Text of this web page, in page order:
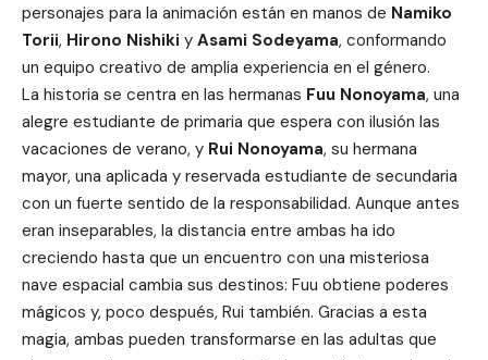
personajes para la animación están en manos de Namiko
Torii, Hirono Nishiki y Asami Sodeyama, conformando
un equipo creativo de amplia experiencia en el género.
La historia se centra en las hermanas Fuu Nonoyama, una
alegre estudiante de primaria que espera con ilusión las
vacaciones de verano, y Rui Nonoyama, su hermana
mayor, una aplicada y reservada estudiante de secundaria
con un fuerte sentido de la responsabilidad. Aunque antes
eran inseparables, la distancia entre ambas ha ido
creciendo hasta que un encuentro con una misteriosa
nave espacial cambia sus destinos: Fuu obtiene poderes
mágicos y, poco después, Rui también. Gracias a esta
magia, ambas pueden transformarse en las adultas que